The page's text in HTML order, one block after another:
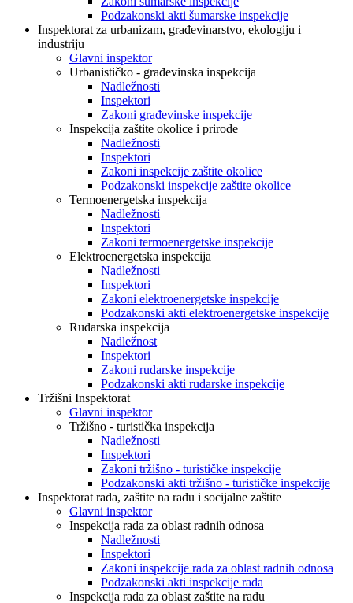
Podzakonski akti šumarske inspekcije
Inspektorat za urbanizam, građevinarstvo, ekologiju i
industriju
Glavni inspektor
Urbanističko - građevinska inspekcija
Nadležnosti
Inspektori
Zakoni građevinske inspekcije
Inspekcija zaštite okolice i prirode
Nadležnosti
Inspektori
Zakoni inspekcije zaštite okolice
Podzakonski inspekcije zaštite okolice
Termoenergetska inspekcija
Nadležnosti
Inspektori
Zakoni termoenergetske inspekcije
Elektroenergetska inspekcija
Nadležnosti
Inspektori
Zakoni elektroenergetske inspekcije
Podzakonski akti elektroenergetske inspekcije
Rudarska inspekcija
Nadležnost
Inspektori
Zakoni rudarske inspekcije
Podzakonski akti rudarske inspekcije
Tržišni Inspektorat
Glavni inspektor
Tržišno - turistička inspekcija
Nadležnosti
Inspektori
Zakoni tržišno - turističke inspekcije
Podzakonski akti tržišno - turističke inspekcije
Inspektorat rada, zaštite na radu i socijalne zaštite
Glavni inspektor
Inspekcija rada za oblast radnih odnosa
Nadležnosti
Inspektori
Zakoni inspekcije rada za oblast radnih odnosa
Podzakonski akti inspekcije rada
Inspekcija rada za oblast zaštite na radu